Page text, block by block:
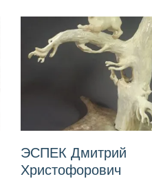
ЭСПЕК Дмитрий
Христофорович